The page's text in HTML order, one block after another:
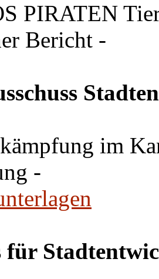
PIRATEN
Bericht -
im
-
für